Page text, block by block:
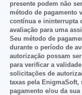
presente podem não
método de pagamento
contínua e ininterrupta
avaliação para uma
Seu método de
durante o período de
autorização possam
para verificar a
solicitações de
taxas pela EnigmaSoft,
pagamento e/ou da